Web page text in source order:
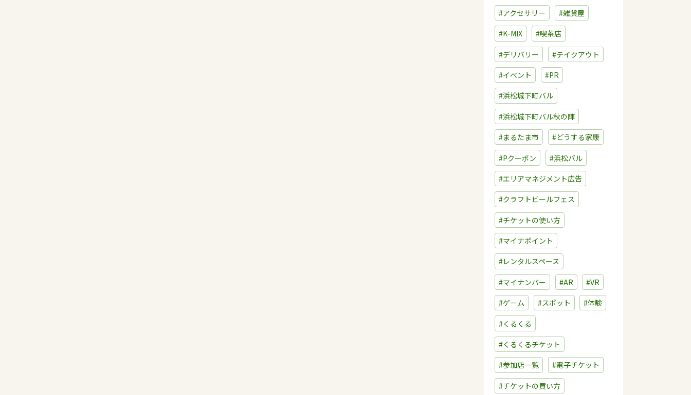
#アクセサリー #雑貨屋
#K-MIX #喫茶店
#デリバリー #テイクアウト
#イベント #PR
#浜松城下町バル
#浜松城下町バル秋の陣
#まるたま市 #どうする家康
#Pクーポン #浜松バル
#エリアマネジメント広告
#クラフトビールフェス
#チケットの使い方
#マイナポイント
#レンタルスペース
#マイナンバー #AR #VR
#ゲーム #スポット #体験
#くるくる
#くるくるチケット
#参加店一覧 #電子チケット
#チケットの買い方